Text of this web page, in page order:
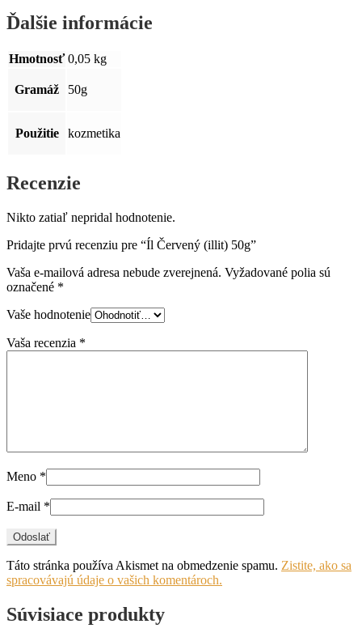
Ďalšie informácie
Hmotnosť 0,05 kg
Gramáž 50g
Použitie kozmetika
Recenzie
Nikto zatiaľ nepridal hodnotenie.
Pridajte prvú recenziu pre “Íl Červený (illit) 50g”
Vaša e-mailová adresa nebude zverejnená. Vyžadované polia sú
označené *
Vaše hodnotenie
Vaša recenzia *
Meno *
E-mail *
Táto stránka používa Akismet na obmedzenie spamu. Zistite, ako sa
spracovávajú údaje o vašich komentároch.
Súvisiace produkty